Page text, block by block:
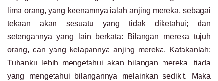
lima orang, yang keenamnya ialah anjing mereka, sebagai
tekaan akan sesuatu yang tidak diketahui; dan
setengahnya yang lain berkata: Bilangan mereka tujuh
orang, dan yang kelapannya anjing mereka. Katakanlah:
Tuhanku lebih mengetahui akan bilangan mereka, tiada
yang mengetahui bilangannya melainkan sedikit. Maka